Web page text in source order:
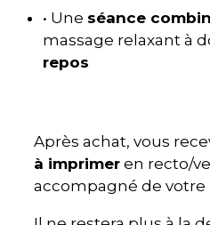
• Une séance
massage relaxant à
repos
Après achat, vous
à imprimer en recto/
accompagné de votre